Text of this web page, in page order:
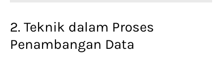
2. Teknik dalam Proses
Penambangan Data